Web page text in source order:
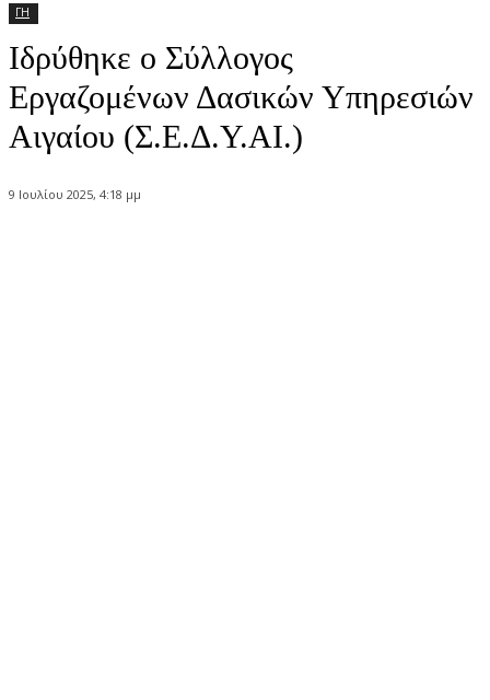
ΓΗ
Ιδρύθηκε ο Σύλλογος
Εργαζομένων Δασικών Υπηρεσιών
Αιγαίου (Σ.Ε.Δ.Υ.ΑΙ.)
9 Ιουλίου 2025, 4:18 μμ